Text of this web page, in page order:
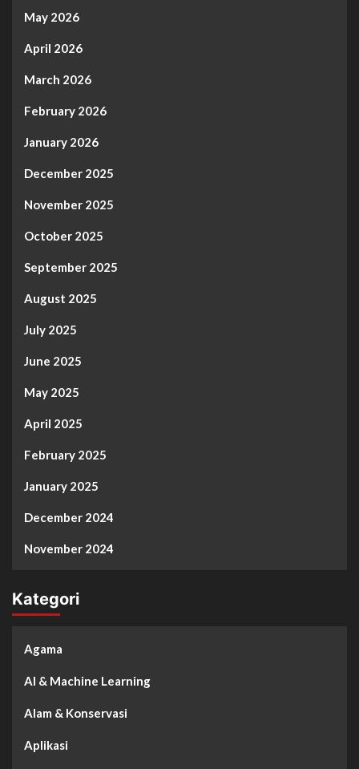
May 2026
April 2026
March 2026
February 2026
January 2026
December 2025
November 2025
October 2025
September 2025
August 2025
July 2025
June 2025
May 2025
April 2025
February 2025
January 2025
December 2024
November 2024
Kategori
Agama
AI & Machine Learning
Alam & Konservasi
Aplikasi